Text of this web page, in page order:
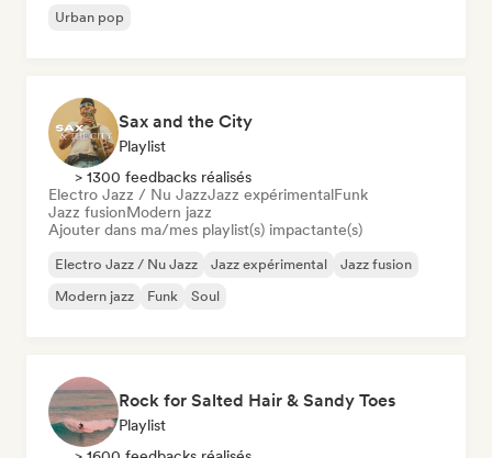
Urban pop
Sax and the City
Playlist
> 1300 feedbacks réalisés
Electro Jazz / Nu JazzJazz expérimentalFunk
Jazz fusionModern jazz
Ajouter dans ma/mes playlist(s) impactante(s)
Electro Jazz / Nu Jazz Jazz expérimental
Jazz fusion
Modern jazz
Funk Soul
Rock for Salted Hair & Sandy Toes
Playlist